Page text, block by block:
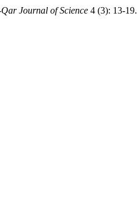
Journal of Science 4 (3): 13-19.